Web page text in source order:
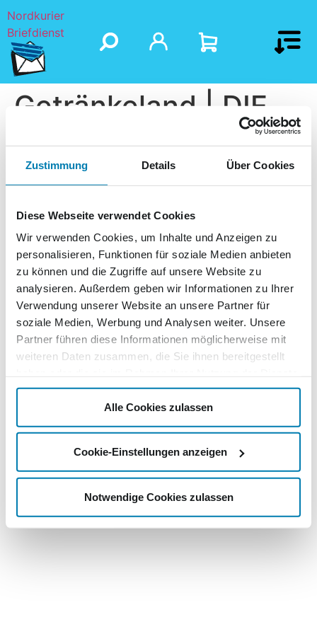
Zustimmung Details Über Cookies
Diese Webseite verwendet Cookies
Wir verwenden Cookies, um Inhalte und Anzeigen zu
personalisieren, Funktionen für soziale Medien anbieten
zu können und die Zugriffe auf unsere Website zu
analysieren. Außerdem geben wir Informationen zu Ihrer
Verwendung unserer Website an unsere Partner für
soziale Medien, Werbung und Analysen weiter. Unsere
Partner führen diese Informationen möglicherweise mit
weiteren Daten zusammen, die Sie ihnen bereitgestellt
gesammelt haben.
Alle Cookies zulassen
Cookie-Einstellungen anzeigen
Notwendige Cookies zulassen
Nordkurier
Briefdienst
Getränkeland | DIE
GETRÄNKEKÖNNER